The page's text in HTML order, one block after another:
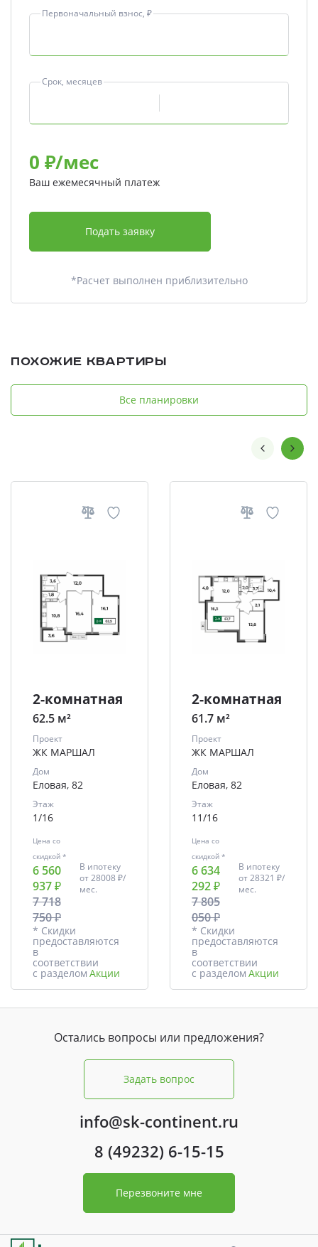
Первоначальный взнос, ₽
Срок, месяцев
0 ₽/мес
Ваш ежемесячный платеж
Подать заявку
*Расчет выполнен приблизительно
Похожие квартиры
Все планировки
2-комнатная
62.5 м²
Проект
ЖК МАРШАЛ
Дом
Еловая, 82
Этаж
1/16
Цена со
скидкой *
6 560
937 ₽
7 718
750 ₽
В ипотеку
от28008 ₽/
мес.
* Скидки
предоставляются
в
соответствии
с разделом Акции
2-комнатная
61.7 м²
Проект
ЖК МАРШАЛ
Дом
Еловая, 82
Этаж
11/16
Цена со
скидкой *
6 634
292 ₽
7 805
050 ₽
В ипотеку
от28321 ₽/
мес.
* Скидки
предоставляются
в
соответствии
с разделом Акции
Остались вопросы или предложения?
Задать вопрос
info@sk-continent.ru
8 (49232) 6-15-15
Перезвоните мне